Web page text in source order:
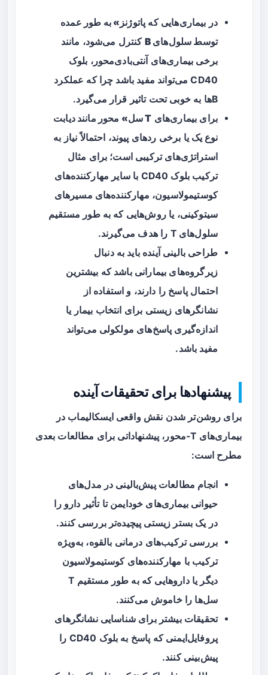
در بیماری‌هایی که پاتوژنز» به طور عمده
توسط سلول‌های B
کنترل می‌شود، مانند
برخی بیماری‌های آنتی‌بادی‌محور، بلوک
CD40 می‌تواند مفید باشد چرا که عملکرد
B‌ها به خوبی تحت تاثیر قرار می‌گیرد.
برای بیماری‌های
T سل» محور مانند دیابت
نوع یک یا برخی ردهای پیوند، احتمالاً نیاز به
استراتژی‌های ترکیبی است؛ برای مثال
ترکیب بلوک CD40 با سایر مهارکننده‌های
کوستیمولاسیون، مهارکننده‌های مسیرهای
سیتوکینی، یا روش‌هایی که به طور مستقیم
سلول‌های T را هدف می‌گیرند.
طراحی بالینی آینده باید به دنبال
زیرگروه‌های بیمارانی باشد که بیشترین
احتمال پاسخ را دارند، و استفاده از
نشانگرهای زیستی برای انتخاب بیمار یا
اندازه‌گیری پاسخ‌های مولکولی می‌تواند
مفید باشد.
پیشنهادها برای تحقیقات آینده
برای روشن‌تر شدن نقش واقعی ایسکالیماب در
بیماری‌های T‑محور، پیشنهاداتی برای مطالعات بعدی
مطرح است:
انجام مطالعات پیش‌بالینی در مدل‌های
حیوانی بیماری‌های خودایمن تا تأثیر دارو را
در یک بستر زیستی پیچیده‌تر بررسی کنند.
بررسی ترکیب‌های درمانی بالقوه، به‌ویژه
ترکیب با مهارکننده‌های کوستیمولاسیون
دیگر یا داروهایی که به طور مستقیم T
سل‌ها را خاموش می‌کنند.
تحقیقات بیشتر برای شناسایی نشانگرهای
پروفایل‌ایمنی که پاسخ به بلوک CD40 را
پیش‌بینی کنند.